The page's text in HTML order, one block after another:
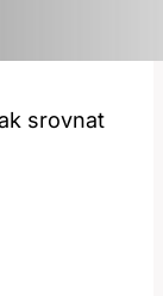
srovnat